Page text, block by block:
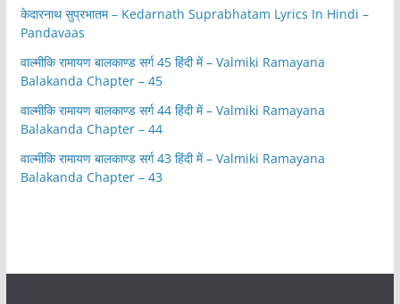
केदारनाथ सुप्रभातम – Kedarnath Suprabhatam Lyrics In Hindi –
Pandavaas
वाल्मीकि रामायण बालकाण्ड सर्ग 45 हिंदी में – Valmiki Ramayana
Balakanda Chapter – 45
वाल्मीकि रामायण बालकाण्ड सर्ग 44 हिंदी में – Valmiki Ramayana
Balakanda Chapter – 44
वाल्मीकि रामायण बालकाण्ड सर्ग 43 हिंदी में – Valmiki Ramayana
Balakanda Chapter – 43